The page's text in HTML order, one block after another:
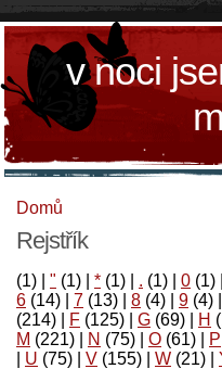
v noci
Domů
Rejstřík
(1) " (1) * (1) . (1) 0 (1)
6 (14) 7 (13) 8 (4) 9 (4)
(214)
F (125) G (69) H
M (221) N (75) O (61) P
U (75) V (155) W (21)